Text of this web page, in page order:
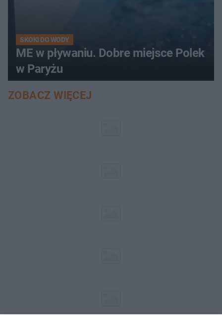
SKOKI DO WODY
ME w pływaniu. Dobre miejsce Polek
w Paryżu
ZOBACZ WIĘCEJ